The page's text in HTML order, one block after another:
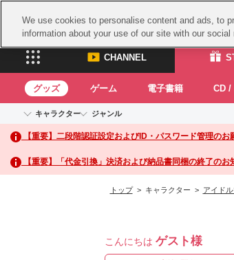
CHANNEL
CHANNEL
ASOBI CHANNEL TOP
グッズ ゲーム 電子書籍 CD /
キャラクター
アイドルマスターシリーズ
アイドルマスター
アイドルマスター シンデレラガールズ
アイドルマスター ミリオンライブ！
プロジェクトアイマス ヴイアライヴ
ジャンル
イベントグッズ
トイ・ホビー
【重要】二段階認証設定およびID・パスワード管理のお
【重要】「代金引換」決済および納品書同梱の終了のお
トップ> キャラクター > アイド
こんにちは ゲスト様
We use cookies to personalise content and ads, to
information about your use of our site with our